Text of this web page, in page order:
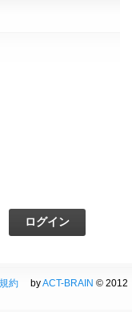
約byACT-BRAIN © 2012